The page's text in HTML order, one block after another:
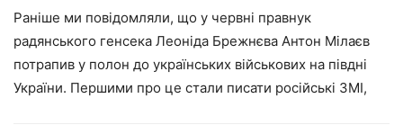
Раніше ми повідомляли, що у червні правнук
радянського генсека Леоніда Брежнєва Антон Мілаєв
потрапив у полон до українських військових на півдні
України. Першими про це стали писати російські ЗМІ,